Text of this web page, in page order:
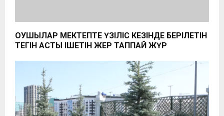
ОҚУШЫЛАР МЕКТЕПТЕ ҮЗІЛІС КЕЗІНДЕ БЕРІЛЕТІН
ТЕГІН АСТЫ ІШЕТІН ЖЕР ТАППАЙ ЖҮР